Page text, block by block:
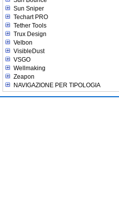
Sun Sniper
Techart PRO
Tether Tools
Trux Design
Velbon
VisibleDust
VSGO
Wellmaking
Zeapon
NAVIGAZIONE PER TIPOLOGIA